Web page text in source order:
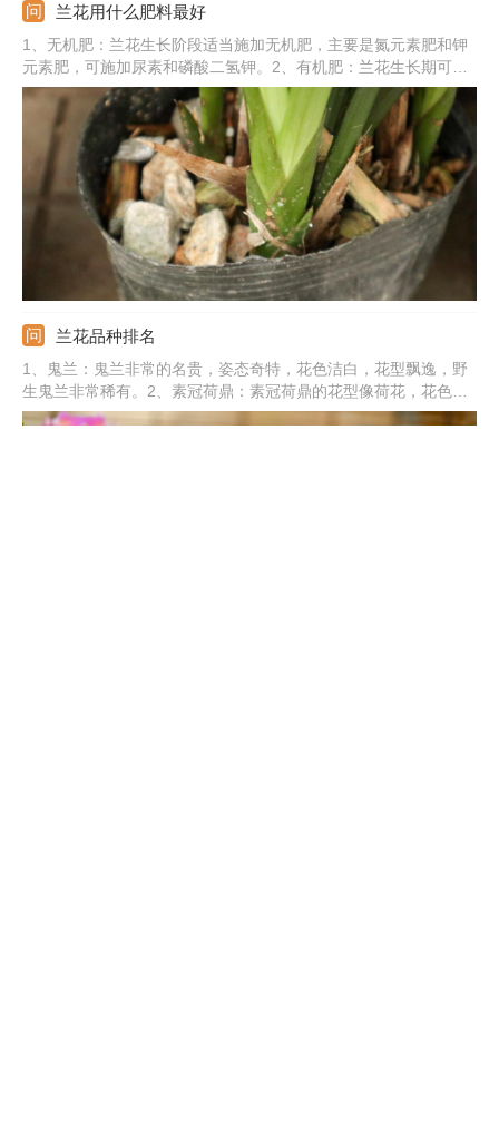
兰花用什么肥料最好
1、无机肥：兰花生长阶段适当施加无机肥，主要是氮元素肥和钾
元素肥，可施加尿素和磷酸二氢钾。2、有机肥：兰花生长期可施
加有机肥，主要是当做底肥使用，也可以当做追肥。3、水溶肥：
兰花还可以施加水溶肥，能促使根部充分吸收养分。4、专用肥：
可以使用兰花专用缓释肥，有效促进兰花根部的生长。
兰花品种排名
1、鬼兰：鬼兰非常的名贵，姿态奇特，花色洁白，花型飘逸，野
生鬼兰非常稀有。2、素冠荷鼎：素冠荷鼎的花型像荷花，花色素
净好看。3、荷之冠：荷之冠是莲瓣兰的一种名贵品种，花型优